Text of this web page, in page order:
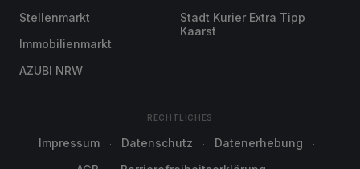
Stellenmarkt
Immobilienmarkt
AZUBI NRW
Stadt Kurier Extra Tipp
Kaarst
RECHTLICHES
Impressum Datenschutz
Datenerhebung